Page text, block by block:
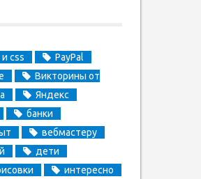
css
PayPal
Викторины от
Яндекс
банки
вебмастеру
дети
интересно